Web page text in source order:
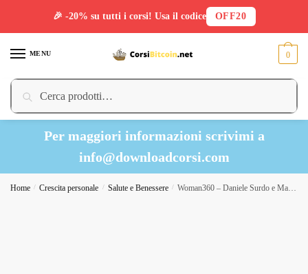
MENU
Cerca:
Cerca
0
Per maggiori informazioni scrivimi a
info@downloadcorsi.com
Home / Crescita personale / Salute e Benessere / Woman360 – Daniele Surdo e Marco Guercioni
🎉 -20% su tutti i corsi! Usa il codice OFF20